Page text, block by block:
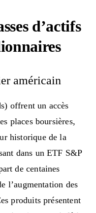
d’actifs
américain
offrent un accès
places boursières,
historique de la
dans un ETF S&P
de centaines
l’augmentation des
produits présentent